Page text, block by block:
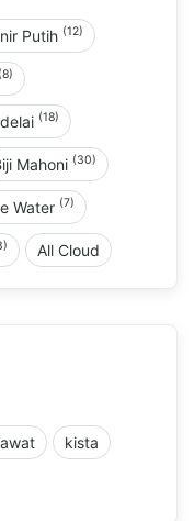
Putih (12)
(8)
(18)
Mahoni (30)
Water (7)
All Cloud
kista